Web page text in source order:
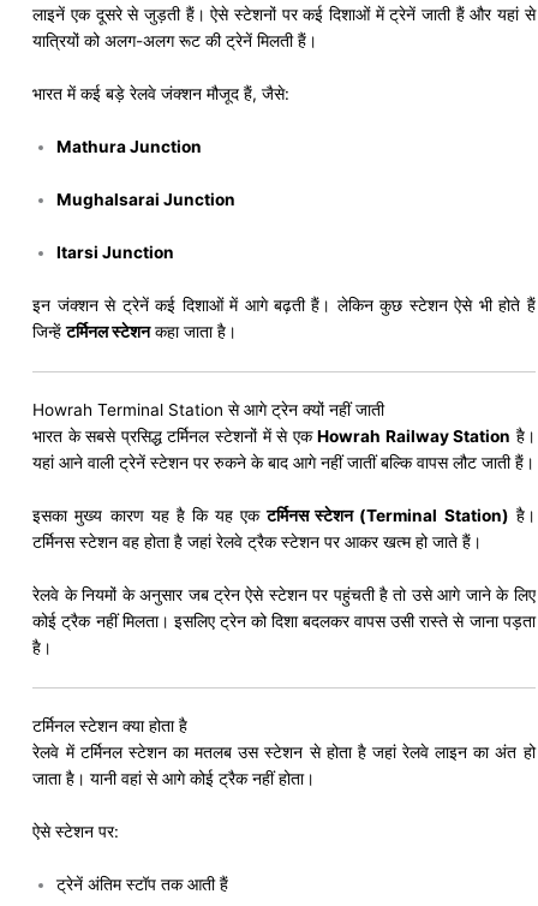
लाइनें एक दूसरे से जुड़ती हैं। ऐसे स्टेशनों पर कई दिशाओं में ट्रेनें जाती हैं और यहां से
यात्रियों को अलग-अलग रूट की ट्रेनें मिलती हैं।
भारत में कई बड़े रेलवे जंक्शन मौजूद हैं, जैसे:
Mathura Junction
Mughalsarai Junction
Itarsi Junction
इन जंक्शन से ट्रेनें कई दिशाओं में आगे बढ़ती हैं। लेकिन कुछ स्टेशन ऐसे भी होते हैं
जिन्हेंटर्मिनल स्टेशनकहा जाता है।
Howrah Terminal Station से आगे ट्रेन क्यों नहीं जाती
भारत के सबसे प्रसिद्ध टर्मिनल स्टेशनों में से एकHowrah Railway Station है।
यहां आने वाली ट्रेनें स्टेशन पर रुकने के बाद आगे नहीं जातीं बल्कि वापस लौट जाती हैं।
इसका मुख्य कारण यह है कि यह एकटर्मिनस स्टेशन (Terminal Station) है।
टर्मिनस स्टेशन वह होता है जहां रेलवे ट्रैक स्टेशन पर आकर खत्म हो जाते हैं।
रेलवे के नियमों के अनुसार जब ट्रेन ऐसे स्टेशन पर पहुंचती है तो उसे आगे जाने के लिए
कोई ट्रैक नहीं मिलता। इसलिए ट्रेन को दिशा बदलकर वापस उसी रास्ते से जाना पड़ता
है।
टर्मिनल स्टेशन क्या होता है
रेलवे में टर्मिनल स्टेशन का मतलब उस स्टेशन से होता है जहां रेलवे लाइन का अंत हो
जाता है। यानी वहां से आगे कोई ट्रैक नहीं होता।
ऐसे स्टेशन पर:
ट्रेनें अंतिम स्टॉप तक आती हैं